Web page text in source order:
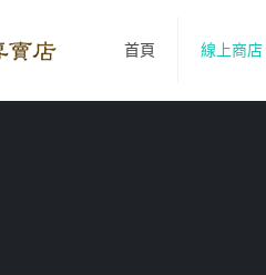
首頁 線上商店